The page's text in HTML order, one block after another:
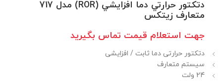
دتكتور حرارتي دما افزايشي (ROR) مدل 717
متعارف زيتكس
جهت استعلام قيمت تماس بگيريد
دتکتور حرارتی دما ثابت / افزایشی
سیستم متعارف
24 ولت